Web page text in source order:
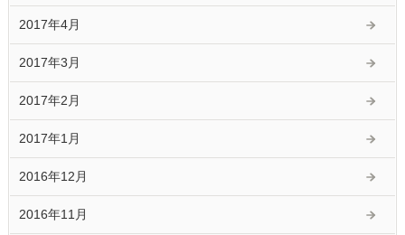
2017年4月
2017年3月
2017年2月
2017年1月
2016年12月
2016年11月